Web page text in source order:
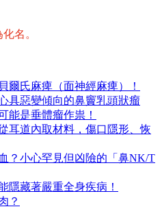
名。
爾氏麻痺（面神經麻痺）！
具惡變傾向的鼻竇乳頭狀瘤
能是垂體瘤作祟！
耳道內取材料，傷口隱形、恢
？小心罕見但凶險的「鼻NK/T
隱藏著嚴重全身疾病！
？